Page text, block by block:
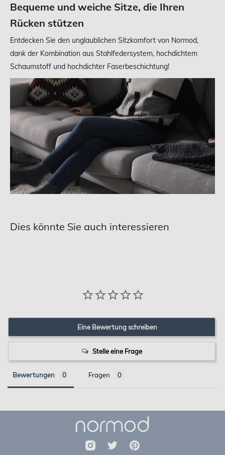
Bequeme und weiche Sitze, die Ihren
Rücken stützen
Entdecken Sie den unglaublichen Sitzkomfort von Normod,
dank der Kombination aus Stahlfedersystem, hochdichtem
Schaumstoff und hochdichter Faserbeschichtung!
Dies könnte Sie auch interessieren
Eine Bewertung schreiben
Stelle eine Frage
Bewertungen Fragen